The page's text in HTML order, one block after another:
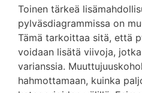
Toinen tärkeä
pylväsdiagrammissa on
Tämä tarkoittaa sitä, että
voidaan lisätä viivoja,
varianssia.
hahmottamaan, kuinka